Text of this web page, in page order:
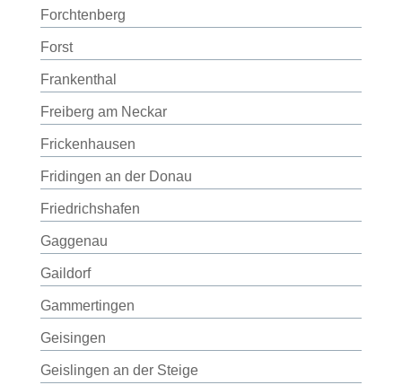
Forchtenberg
Forst
Frankenthal
Freiberg am Neckar
Frickenhausen
Fridingen an der Donau
Friedrichshafen
Gaggenau
Gaildorf
Gammertingen
Geisingen
Geislingen an der Steige